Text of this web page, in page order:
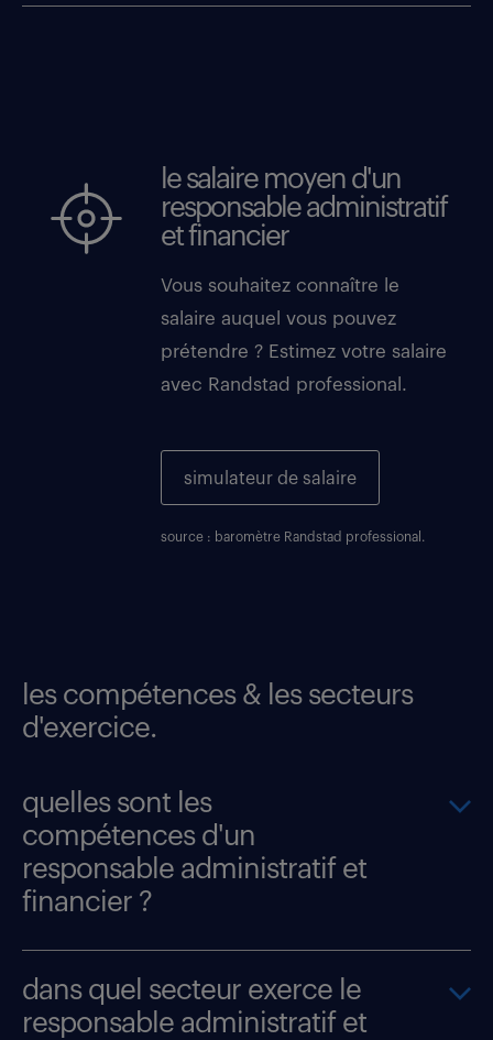
le salaire moyen d'un
responsable administratif
et financier
Vous souhaitez connaître le
salaire auquel vous pouvez
prétendre ? Estimez votre salaire
avec Randstad professional.
simulateur de salaire
source : baromètre Randstad professional.
les compétences & les secteurs
d'exercice.
quelles sont les
compétences d'un
responsable administratif et
financier ?
dans quel secteur exerce le
responsable administratif et